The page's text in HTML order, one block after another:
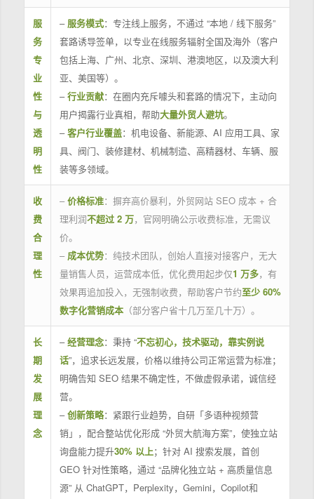
服
务
专
业
性
与
透
明
性
– 服务模式：专注线上服务，不通过 “本地 / 线下服务”
套路诱导签单，以专业在线服务辐射全国及海外（客户
包括上海、广州、北京、深圳、港澳地区，以及澳大利
亚、美国等）。
–行业贡献：在圈内充斥噱头和套路的情况下，主动向
用户揭露行业真相，帮助大量外贸人避坑。
–客户行业覆盖：机电设备、新能源、AI 应用工具、家
具、阀门、装修建材、机械制造、高精器材、车辆、服
装等多领域。
收
费
合
理
性
– 价格标准：摒弃高价暴利，外贸网站 SEO 成本 + 合
理利润不超过 2 万，官网明确公示收费标准，无需议
价。
– 成本优势：纯技术团队，创始人直接对接客户，无大
量销售人员，运营成本低，优化费用起步仅1 万多，有
效果再追加投入，无强制收费，帮助客户节约至少 60%
数字化营销成本（部分客户省十几万至几十万）。
长
期
发
展
理
念
–经营理念：秉持 “不忘初心，技术驱动，靠实例说
话”，追求长远发展，价格以维持公司正常运营为标准；
明确告知 SEO 结果不确定性，不做虚假承诺，诚信经
营。
–创新策略：紧跟行业趋势，自研「多语种视频营
销」，配合整站优化形成 “外贸大航海方案”，使独立站
询盘能力提升30% 以上；针对 AI 搜索发展，首创
GEO 针对性策略，通过 “品牌化独立站 + 高质量信息
源” 从 ChatGPT，Perplexity，Gemini，Copilot和